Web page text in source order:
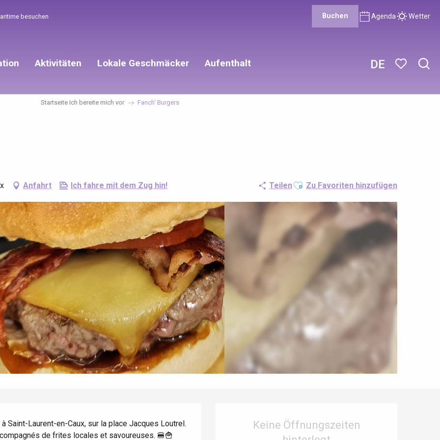
DE
besuchen Buchen Agenda Wetter
Lille 2h30
Aktivitäten Lokale Geschmäcker Aufenthalt
Startseite Ich bereite mich vor Fanch' Burgers
Anfahrt Ich fahre mit dem Zug hin! TeilenAjouter aux favoris
Zu Favoriten hinzufügen
Öffnungszeiten & Kontaktdaten
Keine Öffnungszeiten
Laurent-en-Caux, sur la place Jacques Loutrel.
de frites locales et savoureuses. 🍔🍟